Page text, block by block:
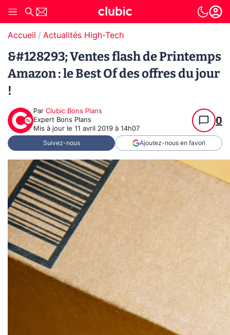
Accueil Actualités High-Tech
&#128293; Ventes flash de Printemps
Amazon : le Best Of des offres du jour
!
Par Clubic Bons Plans
Expert Bons Plans
Mis à jour le 11 avril 2019 à 14h07
0
Suivez-nous Ajoutez-nous en favori